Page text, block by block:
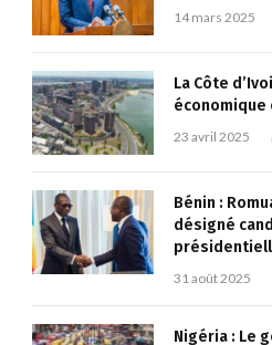
14 mars 2025
La Côte
économique
23 avril 2025
Bénin :
désigné
31 août 2025
Nigéria : Le